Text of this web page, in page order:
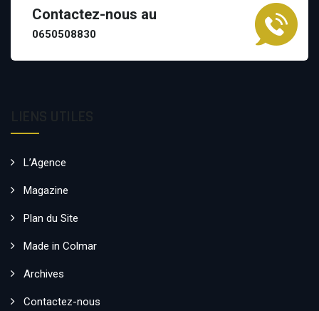
Contactez-nous au
0650508830
L’Agence
Magazine
Plan du Site
Made in Colmar
Archives
Contactez-nous